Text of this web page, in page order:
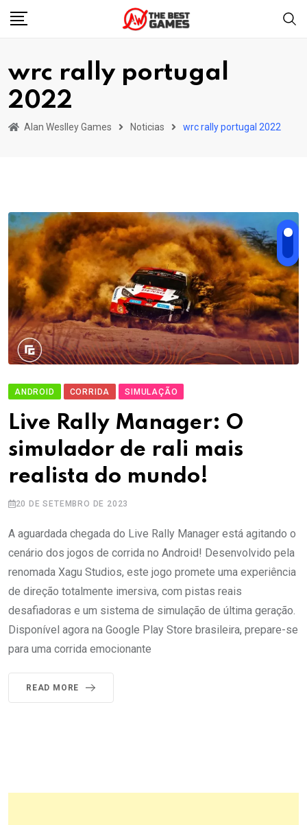
Skip
wrc rally portugal
2022
Alan Weslley Games Noticias wrc rally portugal 2022
ANDROID CORRIDA SIMULAÇÃO
Live Rally Manager: O
simulador de rali mais
realista do mundo!
20 DE SETEMBRO DE 2023
A aguardada chegada do Live Rally Manager está agitando o
cenário dos jogos de corrida no Android! Desenvolvido pela
renomada Xagu Studios, este jogo promete uma experiência
de direção totalmente imersiva, com pistas reais
desafiadoras e um sistema de simulação de última geração.
Disponível agora na Google Play Store brasileira, prepare-se
para uma corrida emocionante
READ MORE